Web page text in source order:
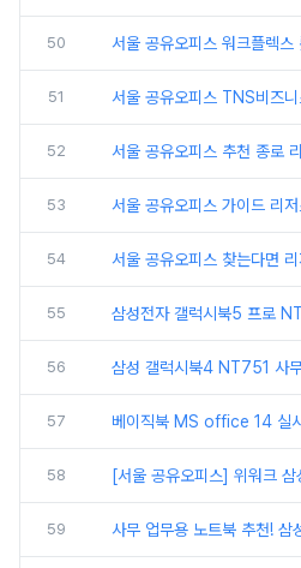
50 서울 공유오피스 워크플렉스
51 서울 공유오피스 TNS비즈니
52 서울 공유오피스 추천 종로
53 서울 공유오피스 가이드 리
54 서울 공유오피스 찾는다면
55 삼성전자 갤럭시북5 프로
56 삼성 갤럭시북4 NT751 사
57 베이직북 MS office 14 실
58 [서울 공유오피스] 위워크
59 사무 업무용 노트북 추천!